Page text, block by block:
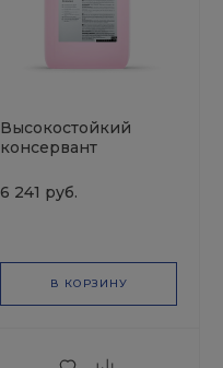
Высокостойкий
консервант
MOTORPLAST 5л
KochChemie
6 241 руб.
В КОРЗИНУ